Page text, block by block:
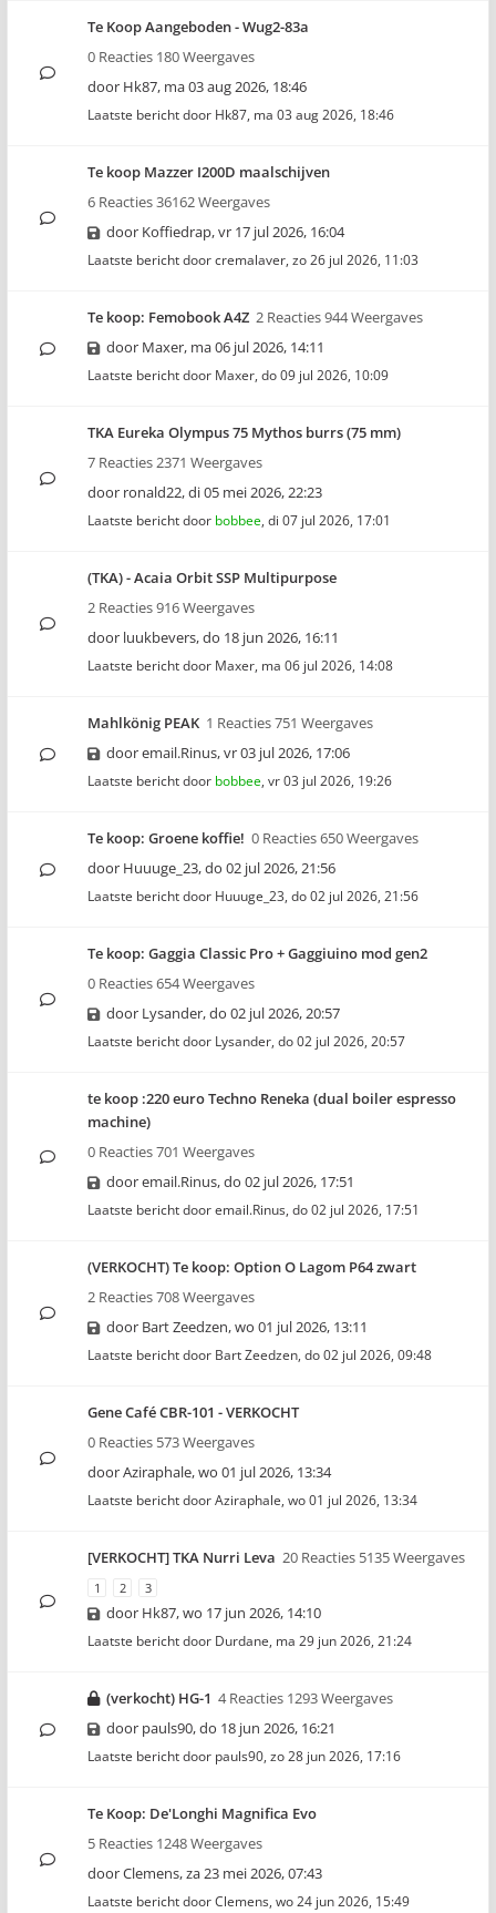
Te Koop Aangeboden - Wug2-83a
0 Reacties 180 Weergaves
door Hk87, ma 03 aug 2026, 18:46
Laatste bericht door Hk87, ma 03 aug 2026, 18:46
Te koop Mazzer I200D maalschijven
6 Reacties 36162 Weergaves
door Koffiedrap,vr 17 jul 2026, 16:04
Laatste bericht doorcremalaver, zo 26 jul 2026, 11:03
Te koop: Femobook A4Z 2 Reacties 944 Weergaves
door Maxer, ma 06 jul 2026, 14:11
Laatste bericht door Maxer, do 09 jul 2026, 10:09
TKA Eureka Olympus 75 Mythos burrs (75 mm)
7 Reacties 2371 Weergaves
door ronald22,di 05 mei 2026, 22:23
Laatste bericht door bobbee, di 07 jul 2026, 17:01
(TKA) - Acaia Orbit SSP Multipurpose
2 Reacties 916 Weergaves
door luukbevers,do 18 jun 2026, 16:11
Laatste bericht door Maxer, ma 06 jul 2026, 14:08
Mahlkönig PEAK 1 Reacties 751 Weergaves
dooremail.Rinus,vr 03 jul 2026, 17:06
Laatste bericht door bobbee, vr 03 jul 2026, 19:26
Te koop: Groene koffie! 0 Reacties 650 Weergaves
door Huuuge_23,do 02 jul 2026, 21:56
Laatste bericht door Huuuge_23, do 02 jul 2026, 21:56
Te koop: Gaggia Classic Pro + Gaggiuino mod gen2
0 Reacties 654 Weergaves
door Lysander,do 02 jul 2026, 20:57
Laatste bericht door Lysander, do 02 jul 2026, 20:57
te koop :220 euro Techno Reneka (dual boiler espresso
machine)
0 Reacties 701 Weergaves
dooremail.Rinus,do 02 jul 2026, 17:51
Laatste bericht dooremail.Rinus, do 02 jul 2026, 17:51
(VERKOCHT) Te koop: Option O Lagom P64 zwart
2 Reacties 708 Weergaves
door Bart Zeedzen,wo 01 jul 2026, 13:11
Laatste bericht door Bart Zeedzen, do 02 jul 2026, 09:48
Gene Café CBR-101 - VERKOCHT
0 Reacties 573 Weergaves
doorAziraphale,wo 01 jul 2026, 13:34
Laatste bericht doorAziraphale, wo 01 jul 2026, 13:34
[VERKOCHT] TKA Nurri Leva 20 Reacties 5135 Weergaves
1 2 3
door Hk87,wo 17 jun 2026, 14:10
Laatste bericht door Durdane, ma 29 jun 2026, 21:24
(verkocht) HG-1 4 Reacties 1293 Weergaves
door pauls90,do 18 jun 2026, 16:21
Laatste bericht door pauls90, zo 28 jun 2026, 17:16
Te Koop: De'Longhi Magnifica Evo
5 Reacties 1248 Weergaves
doorClemens,za 23 mei 2026, 07:43
Laatste bericht doorClemens, wo 24 jun 2026, 15:49